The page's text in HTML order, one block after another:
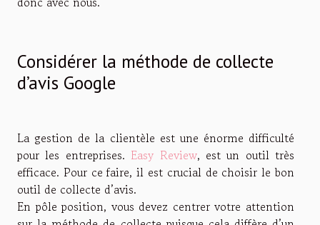
Considérer la méthode de collecte
d’avis Google
La gestion de la clientèle est une énorme difficulté
pour les entreprises. Easy Review, est un outil très
efficace. Pour ce faire, il est crucial de choisir le bon
outil de collecte d’avis.
En pôle position, vous devez centrer votre attention